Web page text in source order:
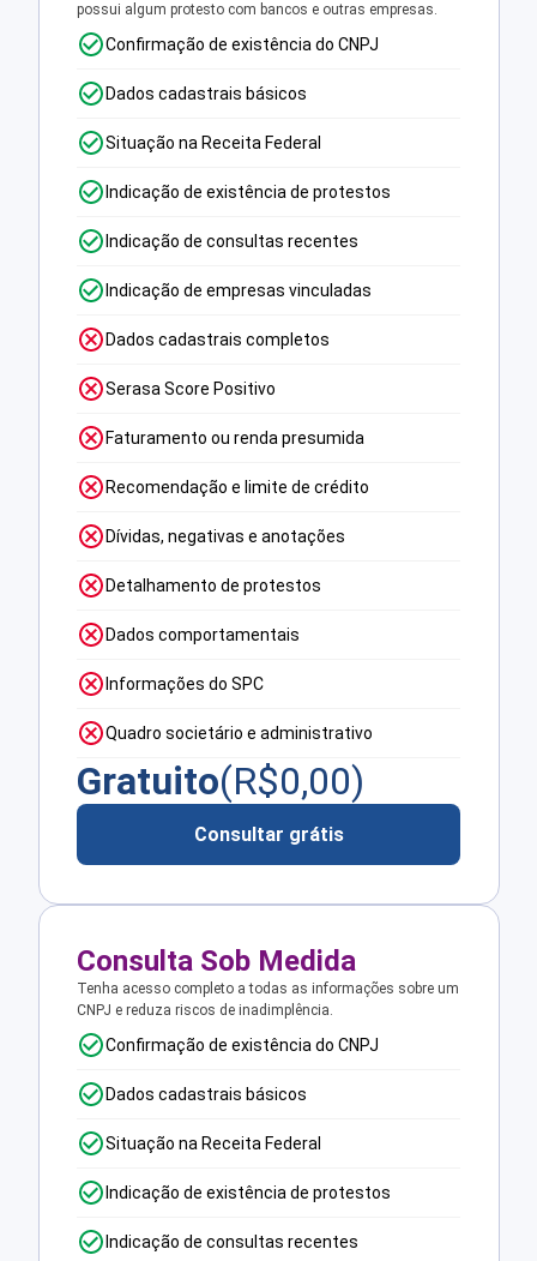
possui algum protesto com bancos e outras empresas.
Confirmação de existência do CNPJ
Dados cadastrais básicos
Situação na Receita Federal
Indicação de existência de protestos
Indicação de consultas recentes
Indicação de empresas vinculadas
Dados cadastrais completos
Serasa Score Positivo
Faturamento ou renda presumida
Recomendação e limite de crédito
Dívidas, negativas e anotações
Detalhamento de protestos
Dados comportamentais
Informações do SPC
Quadro societário e administrativo
Gratuito(R$0,00)
Consultar grátis
Consulta Sob Medida
Tenha acesso completo a todas as informações sobre um
CNPJ e reduza riscos de inadimplência.
Confirmação de existência do CNPJ
Dados cadastrais básicos
Situação na Receita Federal
Indicação de existência de protestos
Indicação de consultas recentes